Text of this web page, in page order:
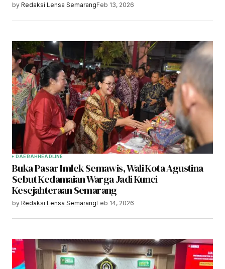
by Redaksi Lensa SemarangFeb 13, 2026
DAERAHHEADLINE
Buka Pasar Imlek Semawis, Wali Kota Agustina
Sebut Kedamaian Warga Jadi Kunci
Kesejahteraan Semarang
by Redaksi Lensa SemarangFeb 14, 2026